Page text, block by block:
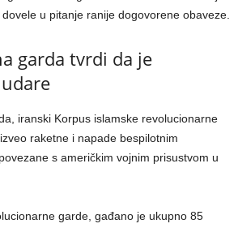
u pitanje ranije dogovorene obaveze.
garda tvrdi da je
iranski Korpus islamske revolucionarne
raketne i napade bespilotnim
s američkim vojnim prisustvom u
garde, gađano je ukupno 85